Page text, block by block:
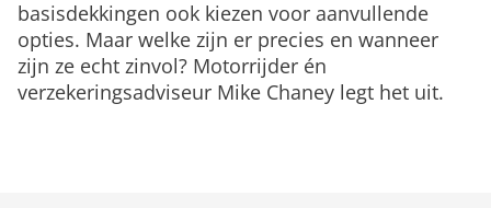
basisdekkingen ook kiezen voor aanvullende
opties. Maar welke zijn er precies en wanneer
zijn ze echt zinvol? Motorrijder én
verzekeringsadviseur Mike Chaney legt het uit.